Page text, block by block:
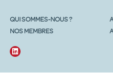
QUI SOMMES-NOUS ?
NOS MEMBRES